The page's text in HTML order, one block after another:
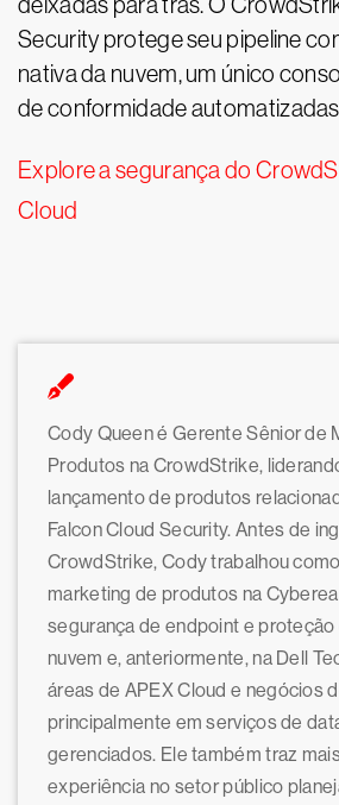
Security protege seu pipeline
nativa da nuvem, um único
de conformidade
Explore a segurança do
Cloud
Cody Queen é Gerente Sênior de
Produtos na CrowdStrike,
lançamento de produtos
Falcon Cloud Security. Antes de
CrowdStrike, Cody trabalhou
marketing de produtos na
segurança de endpoint e
nuvem e, anteriormente, na Dell
áreas de APEX Cloud e negócios
principalmente em serviços de
gerenciados. Ele também traz
experiência no setor público